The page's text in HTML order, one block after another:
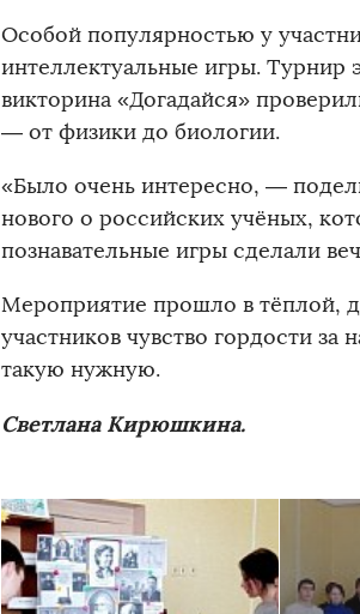
Особой популярностью у
интеллектуальные игры. Турнир
викторина «Догадайся»
— от физики до биологии.
«Было очень интересно, —
нового о российских учёных,
познавательные игры сделали
Мероприятие прошло в тёплой,
участников чувство гордости
такую нужную.
Светлана Кирюшкина.